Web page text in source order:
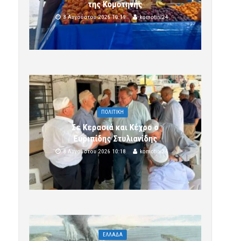
της Κομοτηνής
8 Αυγούστου 2026 10:19 komotini24
ΠΟΛΙΤΙΚΗ
Σε Κερασιά και Κέχρο ο
Ευριπίδης Στυλιανίδης
8 Αυγούστου 2026 10:18 komotini24
ΕΛΛΑΔΑ